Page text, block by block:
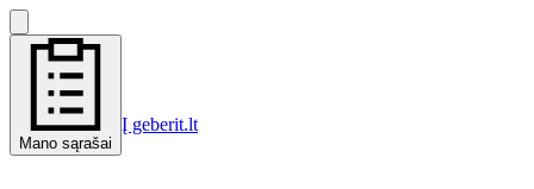
Mano sąrašai
Į geberit.lt